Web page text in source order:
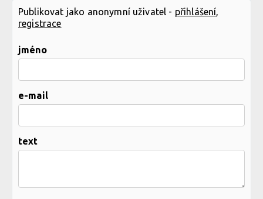
Publikovat jako anonymní uživatel - přihlášení
registrace
jméno
e-mail
text